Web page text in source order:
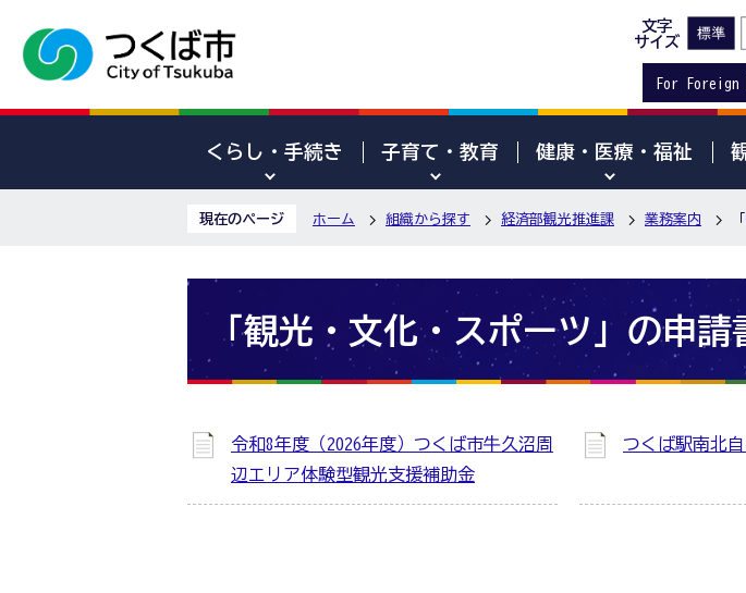
文字
サイズ
For Foreign
くらし・手続き 子育て・教育 健康・医療・福祉
現在のページ ホーム 組織から探す 経済部観光推進課 業務案内
「観光・文化・スポーツ」の申請
令和8年度（2026年度）つくば市牛久沼周
辺エリア体験型観光支援補助金
つくば駅南北